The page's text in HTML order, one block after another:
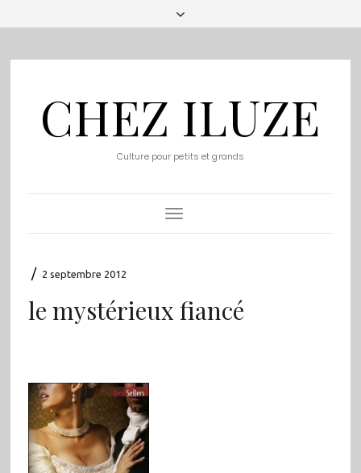
CHEZ ILUZE
Culture pour petits et grands
Toggle
Navigation
/ 2 septembre 2012
le mystérieux fiancé